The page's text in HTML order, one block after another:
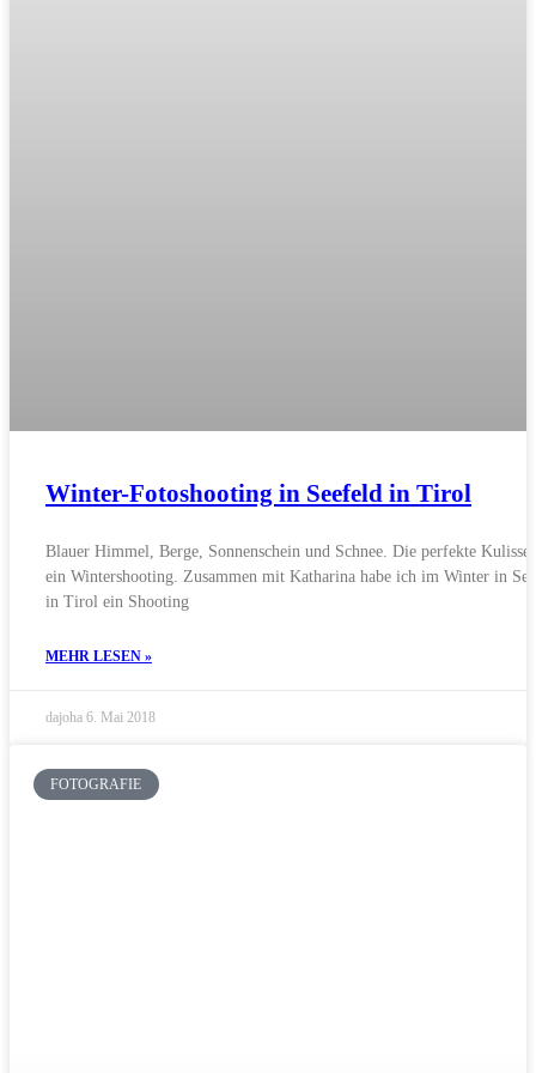
Winter-Fotoshooting in Seefeld in Tirol
Blauer Himmel, Berge, Sonnenschein und Schnee. Die perfekte Kulisse
ein Wintershooting. Zusammen mit Katharina habe ich im Winter in
in Tirol ein Shooting
MEHR LESEN »
dajoha 6. Mai 2018
FOTOGRAFIE